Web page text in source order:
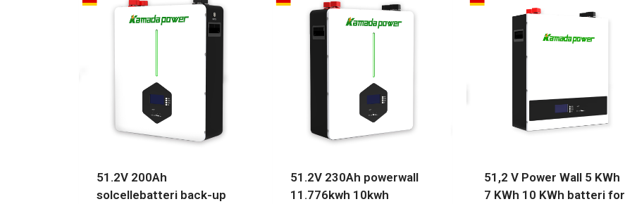
51.2V 200Ah
solcellebatteri back-up
51.2V 230Ah powerwall
11.776kwh 10kwh
51,2 V Power Wall 5 KWh
7 KWh 10 KWh batteri for